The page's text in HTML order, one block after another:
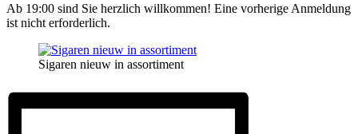
Ab 19:00 sind Sie herzlich willkommen! Eine vorherige Anmeldung
ist nicht erforderlich.
Sigaren nieuw in assortiment